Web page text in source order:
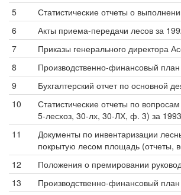
5
Статистические отчеты о
6
Акты приема-передачи лесов за
7
Приказы генерального директора
8
Производственно-финансовый
9
Бухгалтерский отчет по основной
10
Статистические отчеты по
5-лесхоз, 30-лх, 30-ЛХ, ф. 3) за
11
Документы по инвентаризации
покрытую лесом площадь (отчеты,
12 Положения о премировании
13
Производственно-финансовый